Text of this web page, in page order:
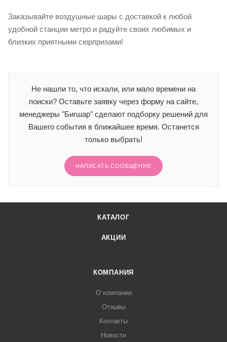
Заказывайте воздушные шары с доставкой к любой
удобной станции метро и радуйте своих любимых и
близких приятными сюрпризами!
Не нашли то, что искали, или мало времени на
поиски? Оставьте заявку через форму на сайте,
менеджеры "Бигшар" сделают подборку решений для
Вашего события в ближайшее время. Останется
только выбрать!
НАПИСАТЬ СООБЩЕНИЕ
КАТАЛОГ
АКЦИИ
КОМПАНИЯ
О компании
Отзывы
Контакты
Новости